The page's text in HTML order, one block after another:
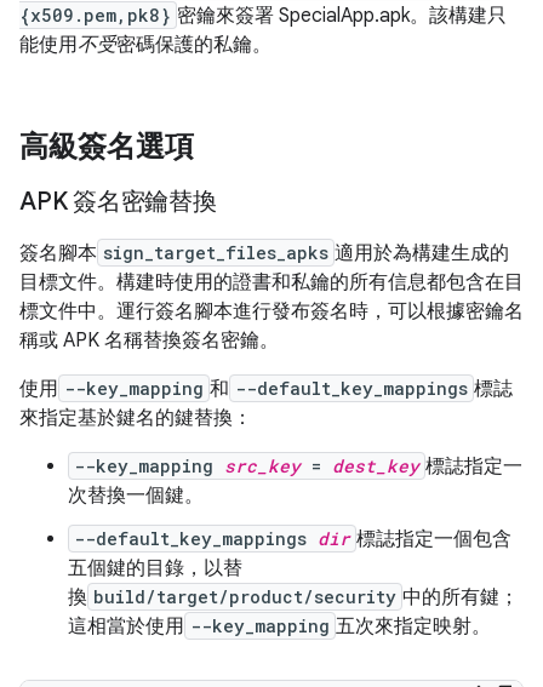
{x509.pem,pk8} 密鑰來簽署 SpecialApp.apk。該構建只
能使用不受密碼保護的私鑰。
高級簽名選項
APK 簽名密鑰替換
簽名腳本 sign_target_files_apks 適用於為構建生成的
目標文件。構建時使用的證書和私鑰的所有信息都包含在目
標文件中。運行簽名腳本進行發布簽名時，可以根據密鑰名
稱或 APK 名稱替換簽名密鑰。
使用 --key_mapping 和 --default_key_mappings 標誌
來指定基於鍵名的鍵替換：
--key_mapping src_key= dest_key 標誌指定一
次替換一個鍵。
--default_key_mappings dir 標誌指定一個包含
五個鍵的目錄，以替
換 build/target/product/security 中的所有鍵；
這相當於使用 --key_mapping 五次來指定映射。